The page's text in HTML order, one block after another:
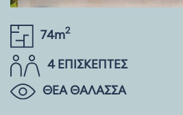
74m2
4 ΕΠΙΣΚΕΠΤΕΣ
ΘΕΑ ΘΑΛΑΣΣΑ